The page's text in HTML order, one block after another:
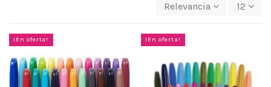
Relevancia 12
¡En oferta! ¡En oferta!